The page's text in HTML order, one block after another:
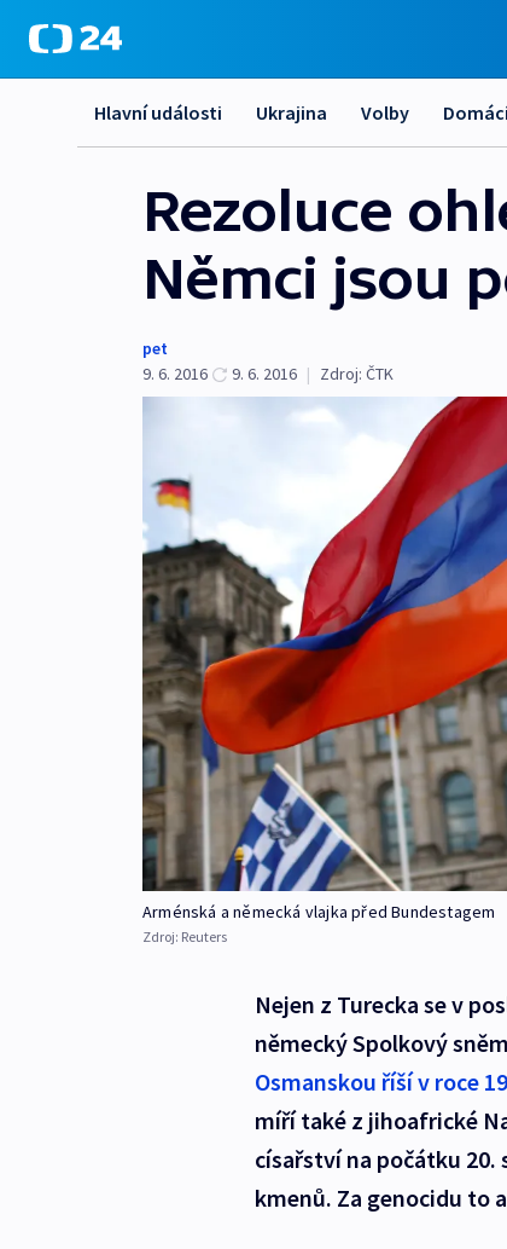
Hlavní události Ukrajina Volby
Rezoluce
Němci jsou
pet
9. 6. 2016
9. 6. 2016 | Zdroj: ČTK
Arménská a německá vlajka před Bundestagem
Zdroj: Reuters
Nejen z Turecka se v
německý Spolkový
Osmanskou říší v roce
míří také z jihoafrické
císařství na počátku
kmenů. Za genocidu to